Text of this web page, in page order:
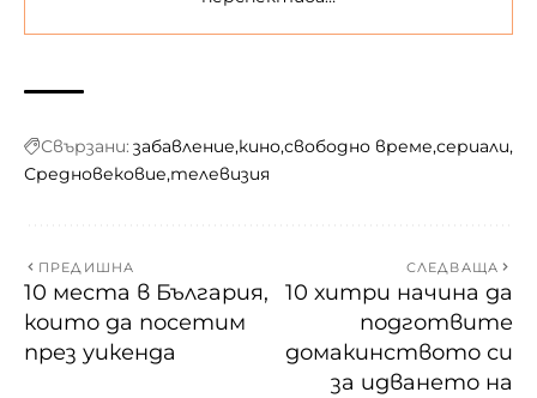
Свързани: забавление киносвободно време сериали
Средновековие телевизия
ПРЕДИШНА
10 места в България,
които да посетим
през уикенда
СЛЕДВАЩА
10 хитри начина да
подготвите
домакинството си
за идването на